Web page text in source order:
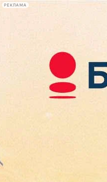
РЕКЛАМА
Сегодня:
2026.08.10
09:11
Афиша Plus